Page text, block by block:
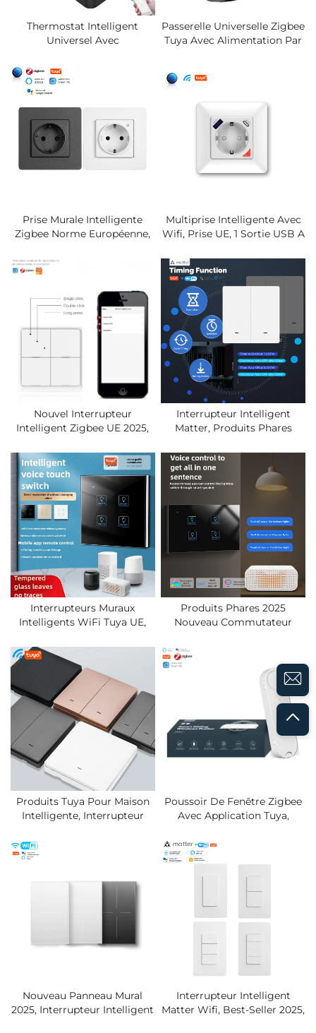
Thermostat Intelligent
Universel Avec
Contrôleur De Climatisation
Intégré, Capteur De
Température Et D'humidité,
Émetteur Infrarouge
Passerelle Universelle Zigbee
Tuya Avec Alimentation Par
L'application Smart Life
Prise Murale Intelligente
Zigbee Norme Européenne,
240 V, Commande Vocale,
Programmation Via
Application, Verrouillage
Enfants, Mode Sécurité
Multiprise Intelligente Avec
Wifi, Prise UE, 1 Sortie USB A
Vocale, Certifiée CE,
Protection Contre Les
Surcharges, Pour Domicile
Nouvel Interrupteur
Intelligent Zigbee UE 2025,
Domestiques À Commande
À Distance, Application Tuya
Smart Life, Batterie Sans Fil,
Scénario D'interrupteur
Intelligent
Interrupteur Intelligent
Matter, Produits Phares
Intelligent Tuya Avec
Commande À Distance Par
Wifi, Panneau Mural,
Interrupteurs Muraux
Intelligents WiFi Tuya UE,
Trempé 2025, Interrupteur
Électrique Avec Fil Neutre,
Produits Pour La Maison
Intelligente
Produits Phares 2025
Nouveau Commutateur
Télécommande Panneau
Mural Transformation
Intelligente Domotique
Produits Tuya Pour Maison
Intelligente, Interrupteur
Commande Vocale Par
Application Tuya, Best-Seller,
Poussoir De Fenêtre Zigbee
Avec Application Tuya,
Domotique 2025, Charge
Solaire, Traducteurs
Nouveau Panneau Mural
2025, Interrupteur Intelligent
Interrupteur Intelligent
Matter Wifi, Best-Seller 2025,